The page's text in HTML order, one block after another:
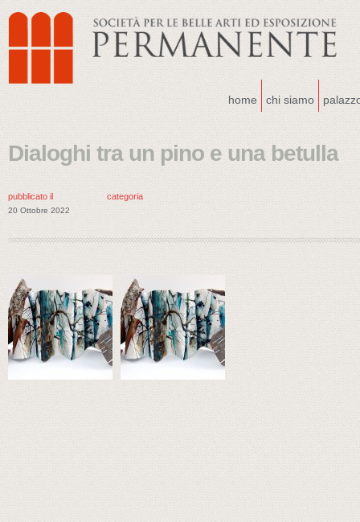
home chi siamo
Dialoghi tra un pino e una betulla
pubblicato il
20 Ottobre 2022
categoria